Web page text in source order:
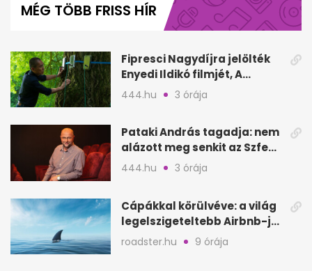
minutes,
MÉG TÖBB FRISS HÍR
Fipresci Nagydíjra jelölték
Enyedi Ildikó filmjét, A
Csendes barátot
444.hu 3 órája
Pataki András tagadja: nem
alázott meg senkit az Szfe
felvételijén
444.hu 3 órája
Cápákkal körülvéve: a világ
legelszigeteltebb Airbnb-je
a nyílt tengeren
roadster.hu 9 órája